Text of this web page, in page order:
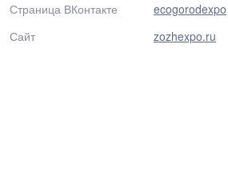
Страница ВКонтакте
ecogorodexpo
Сайт
zozhexpo.ru